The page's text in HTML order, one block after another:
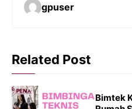
gpuser
Related Post
Bimtek